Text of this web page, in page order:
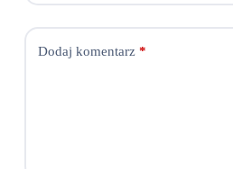
Dodaj komentarz*